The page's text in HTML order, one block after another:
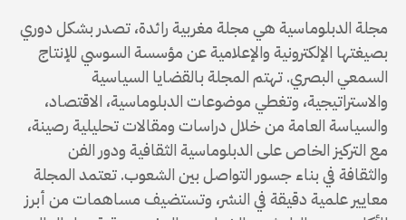
مجلة الدبلوماسية هي مجلة مغربية رائدة، تصدر بشكل دوري
بصيغتها الإلكترونية والإعلامية عن مؤسسة السوسي للإنتاج
السمعي البصري. تهتم المجلة بالقضايا السياسية
والاستراتيجية، وتغطي موضوعات الدبلوماسية، الاقتصاد،
والسياسة العامة من خلال دراسات ومقالات تحليلية رصينة،
مع التركيز الخاص على الدبلوماسية الثقافية ودور الفن
والثقافة في بناء جسور التواصل بين الشعوب. تعتمد المجلة
معايير علمية دقيقة في النشر، وتستضيف مساهمات من أبرز